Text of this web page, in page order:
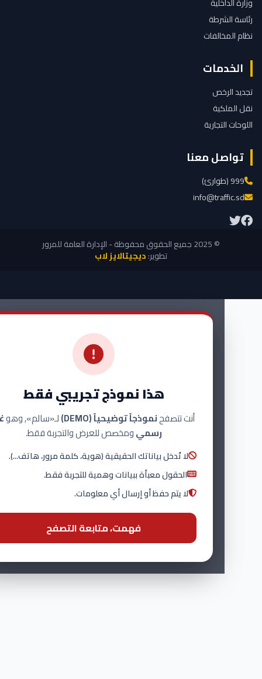
معنا
ديجيتالايز لاب
هذا نموذج تجريبي فقط
أنت تتصفحنموذجاً توضيحياً (DEMO) لـ«سالم», وهوغير
ومخصص للعرض والتجربة فقط.
لا تُدخل بياناتك الحقيقية (هوية، كلمة مرور، هاتف...).
الحقول معبأة ببيانات وهمية للتجربة فقط.
لا يتم حفظ أو إرسال أي معلومات.
فهمت، متابعة التصفح